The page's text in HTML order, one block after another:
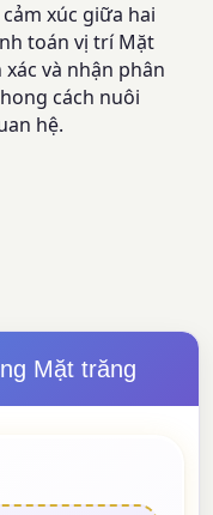
xúc giữa hai
toán vị trí Mặt
và nhận phân
cách nuôi
hệ.
Mặt trăng